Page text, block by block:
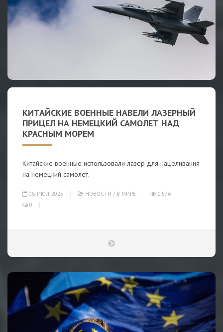
КИТАЙСКИЕ ВОЕННЫЕ НАВЕЛИ ЛАЗЕРНЫЙ
ПРИЦЕЛ НА НЕМЕЦКИЙ САМОЛЕТ НАД
КРАСНЫМ МОРЕМ
Китайские военные использовали лазер для нацеливания
на немецкий самолет.
08-ИЮЛ-2025 НОВОСТИ / В МИРЕ
1 576
0